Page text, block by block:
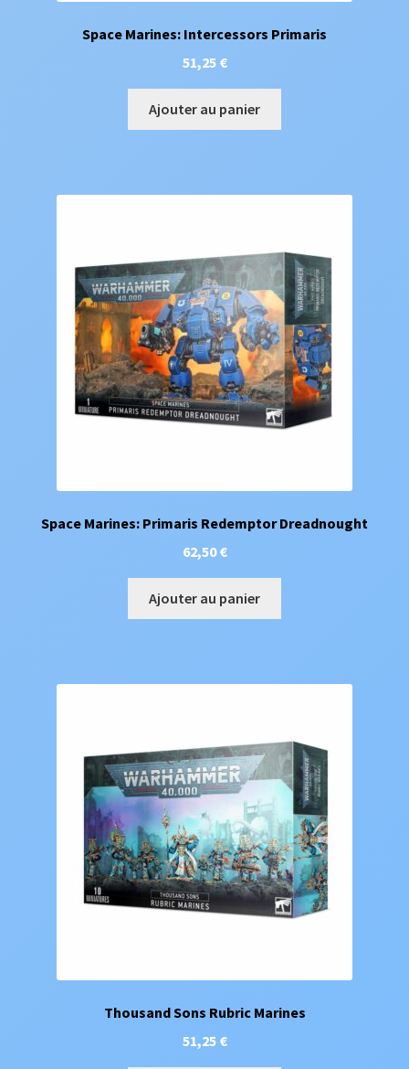
Space Marines: Intercessors Primaris
51,25 €
Ajouter au panier
Space Marines: Primaris Redemptor Dreadnought
62,50€
Ajouter au panier
Thousand Sons Rubric Marines
51,25 €